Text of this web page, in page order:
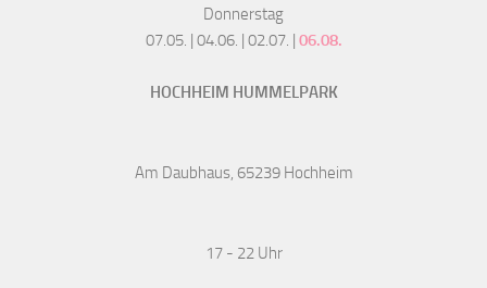
Donnerstag
07.05. | 04.06. | 02.07. | 06.08.
HOCHHEIM HUMMELPARK
Am Daubhaus, 65239 Hochheim
17 - 22 Uhr